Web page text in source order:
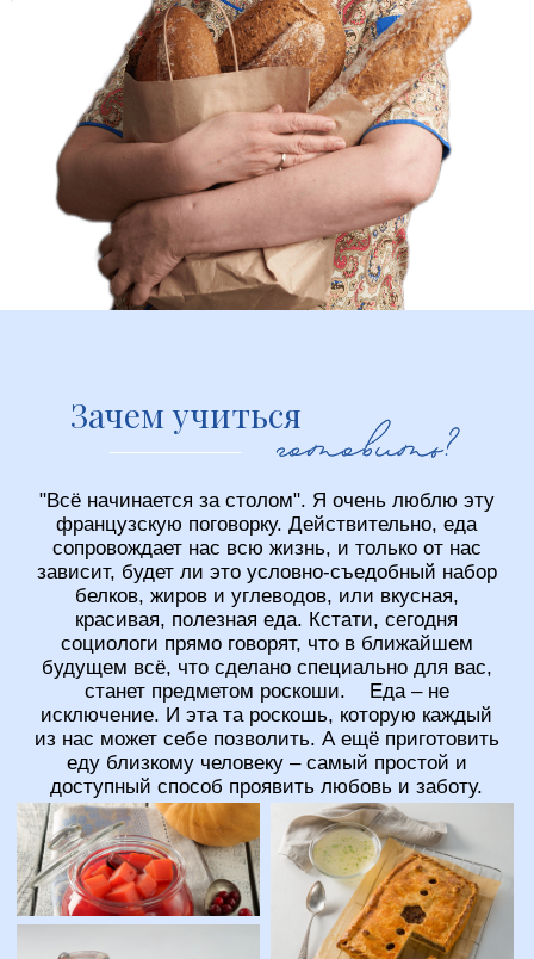
поможет еда!
моим творчеством
Статьи моего авторства можно найти самом
gastronom.ru, в журналах «Мой Магнит» я
пишу в рубрику «Кулинарная школа». В
течение двух лет в журнале "АиФ ПРО Кухню"
и на портале издательства публиковались
мои статьи в "Школе выпечки".
Я не просто
делюсь
рецептами,
а подробно рассказываю о технологии и
правилах работы с самыми разными
продуктами и видами теста.
Мы все уверены, что умеем готовить, но часто не
осознаем, насколько все то же самое можно
сделать проще, быстрее, аккуратнее, с настоящим
удовольствием. Я категорически против кухонного
рабства — ежедневную еду нужно готовить